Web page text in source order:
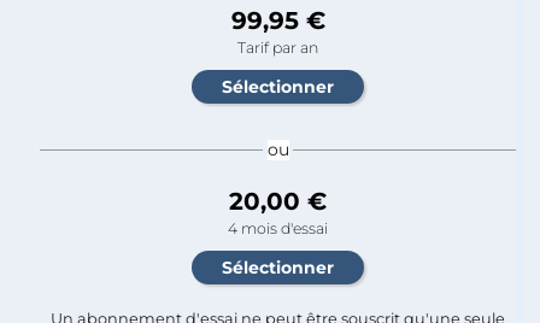
99,95 €
Tarif par an
ou
20,00 €
4 mois d'essai
Un abonnement d'essai ne peut être souscrit qu'une seule